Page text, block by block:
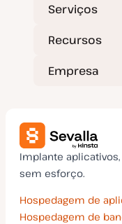
Serviços
Recursos
Empresa
Implante
sem esforço.
Hospedagem de
Hospedagem de